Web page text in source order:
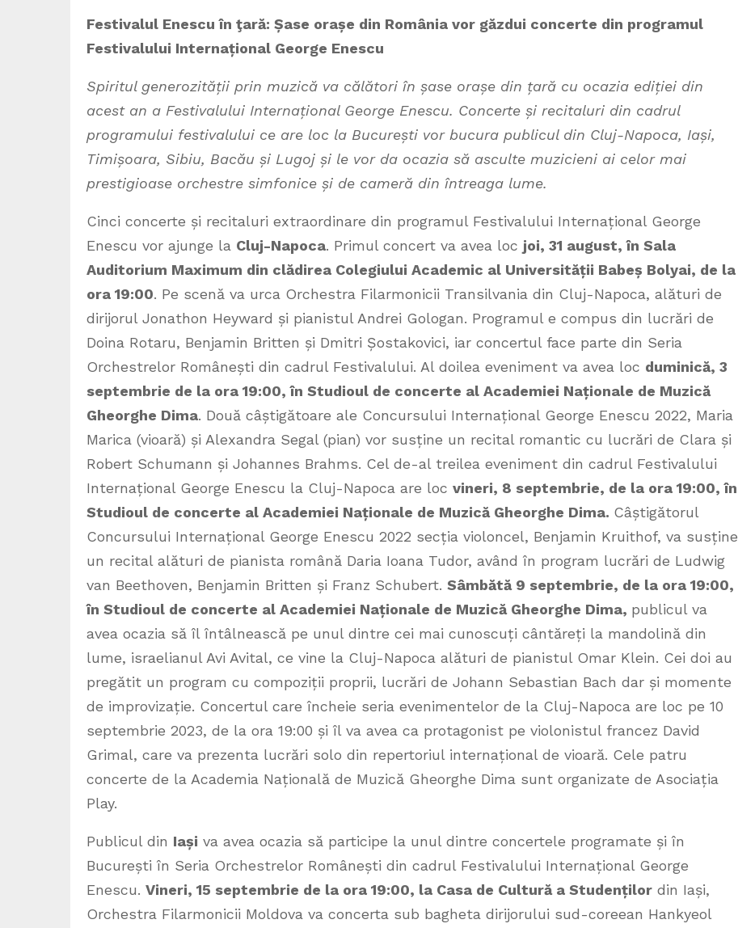
Festivalul Enescu în ţară: Șase orașe din România vor găzdui concerte din programul
Festivalului Internațional George Enescu
Spiritul generozității prin muzică va călători în șase orașe din țară cu ocazia ediției din
acest an a Festivalului Internațional George Enescu. Concerte și recitaluri din cadrul
programului festivalului ce are loc la București vor bucura publicul din Cluj-Napoca, Iași,
Timișoara, Sibiu, Bacău și Lugoj și le vor da ocazia să asculte muzicieni ai celor mai
prestigioase orchestre simfonice și de cameră din întreaga lume.
Cinci concerte și recitaluri extraordinare din programul Festivalului Internațional George
Enescu vor ajunge la Cluj-Napoca. Primul concert va avea loc joi, 31 august, în Sala
Auditorium Maximum din clădirea Colegiului Academic al Universității Babeș Bolyai, de la
ora 19:00. Pe scenă va urca Orchestra Filarmonicii Transilvania din Cluj-Napoca, alături de
dirijorul Jonathon Heyward și pianistul Andrei Gologan. Programul e compus din lucrări de
Doina Rotaru, Benjamin Britten și Dmitri Șostakovici, iar concertul face parte din Seria
Orchestrelor Românești din cadrul Festivalului. Al doilea eveniment va avea loc duminică, 3
septembrie de la ora 19:00, în Studioul de concerte al Academiei Naționale de Muzică
Gheorghe Dima. Două câștigătoare ale Concursului Internațional George Enescu 2022, Maria
Marica (vioară) și Alexandra Segal (pian) vor susține un recital romantic cu lucrări de Clara și
Robert Schumann și Johannes Brahms. Cel de-al treilea eveniment din cadrul Festivalului
Internațional George Enescu la Cluj-Napoca are loc vineri, 8 septembrie, de la ora 19:00, în
Studioul de concerte al Academiei Naționale de Muzică Gheorghe Dima. Câștigătorul
Concursului Internațional George Enescu 2022 secția violoncel, Benjamin Kruithof, va susține
un recital alături de pianista română Daria Ioana Tudor, având în program lucrări de Ludwig
van Beethoven, Benjamin Britten și Franz Schubert. Sâmbătă 9 septembrie, de la ora 19:00,
în Studioul de concerte al Academiei Naționale de Muzică Gheorghe Dima, publicul va
avea ocazia să îl întâlnească pe unul dintre cei mai cunoscuți cântăreți la mandolină din
lume, israelianul Avi Avital, ce vine la Cluj-Napoca alături de pianistul Omar Klein. Cei doi au
pregătit un program cu compoziții proprii, lucrări de Johann Sebastian Bach dar și momente
de improvizație. Concertul care încheie seria evenimentelor de la Cluj-Napoca are loc pe 10
septembrie 2023, de la ora 19:00 și îl va avea ca protagonist pe violonistul francez David
Grimal, care va prezenta lucrări solo din repertoriul internațional de vioară. Cele patru
concerte de la Academia Națională de Muzică Gheorghe Dima sunt organizate de Asociația
Play.
Publicul din Iași va avea ocazia să participe la unul dintre concertele programate și în
București în Seria Orchestrelor Românești din cadrul Festivalului Internațional George
Enescu. Vineri, 15 septembrie de la ora 19:00, la Casa de Cultură a Studenților din Iași,
Orchestra Filarmonicii Moldova va concerta sub bagheta dirijorului sud-coreean Hankyeol